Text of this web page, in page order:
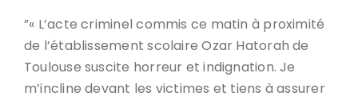
”« L’acte criminel commis ce matin à proximité
de l’établissement scolaire Ozar Hatorah de
Toulouse suscite horreur et indignation. Je
m’incline devant les victimes et tiens à assurer